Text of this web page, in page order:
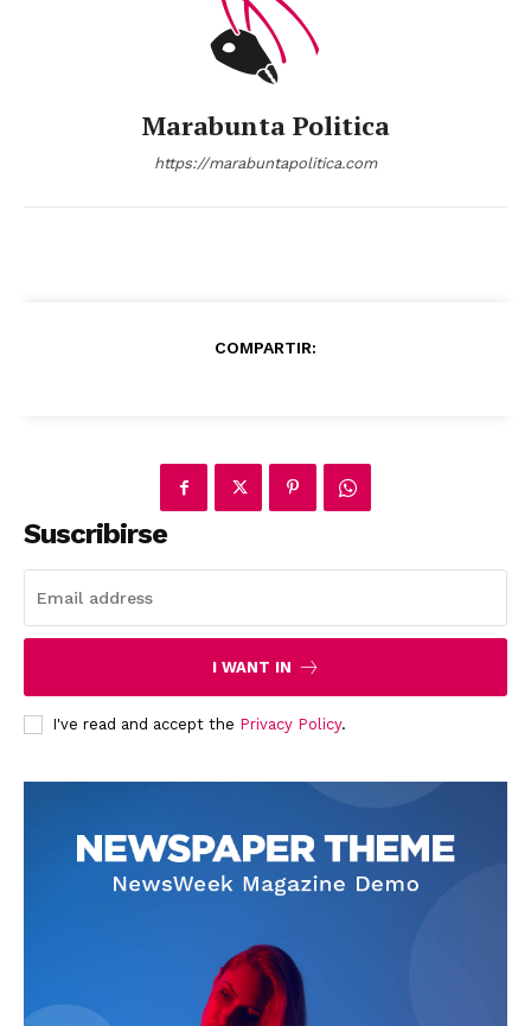
Marabunta Politica
https://marabuntapolitica.com
COMPARTIR:
Suscribirse
I WANT IN
I've read and accept the Privacy Policy.